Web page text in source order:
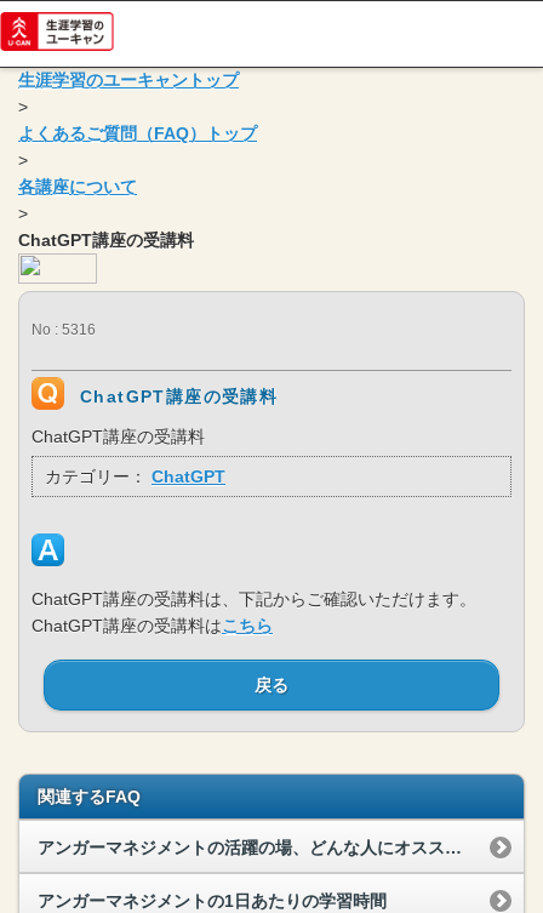
生涯学習のユーキャントップ
>
よくあるご質問（FAQ）トップ
>
各講座について
>
ChatGPT講座の受講料
No : 5316
ChatGPT講座の受講料
ChatGPT講座の受講料
カテゴリー： ChatGPT
ChatGPT講座の受講料は、下記からご確認いただけます。
ChatGPT講座の受講料はこちら
戻る
関連するFAQ
アンガーマネジメントの活躍の場、どんな人にオススメ？
アンガーマネジメントの1日あたりの学習時間